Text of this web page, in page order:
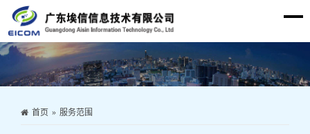
关于我们
首页 » 服务范围